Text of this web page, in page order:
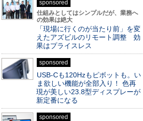
sponsored
仕組みとしてはシンプルだが、業務へ
の効果は絶大
「現場に行くのが当たり前」を変
えたアズビルのリモート調整 効
果はプライスレス
sponsored
USB-Cも120Hzもピボットも。い
ま欲しい機能が全部入り！ 色再
現が美しい23.8型ディスプレーが
新定番になる
sponsored